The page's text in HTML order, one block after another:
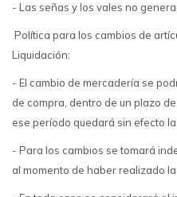
- Las señas y los vales no
Política para los cambios de
Liquidación:
- El cambio de mercadería se
de compra, dentro de un plazo
ese período quedará sin efecto
- Para los cambios se tomará
al momento de haber realizado la